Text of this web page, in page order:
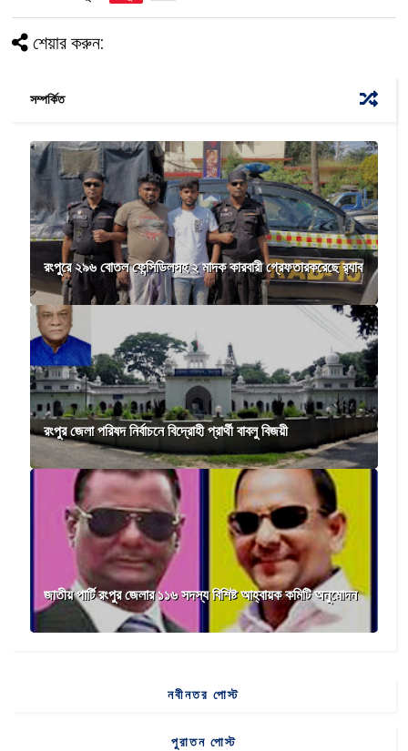
শেয়ার করুন:
সম্পর্কিত
রংপুরে ২৯৬ বোতল ফেন্সিডিলসহ ২ মাদক কারবারী গ্রেফতারকরেছে র‍্যাব
রংপুর জেলা পরিষদ নির্বাচনে বিদ্রোহী প্রার্থী বাবলু বিজয়ী
জাতীয় পার্টি রংপুর জেলার ১১৬ সদস্য বিশিষ্ট আহ্বায়ক কমিটি অনুমোদন
নবীনতর পোস্ট
পুরাতন পোস্ট